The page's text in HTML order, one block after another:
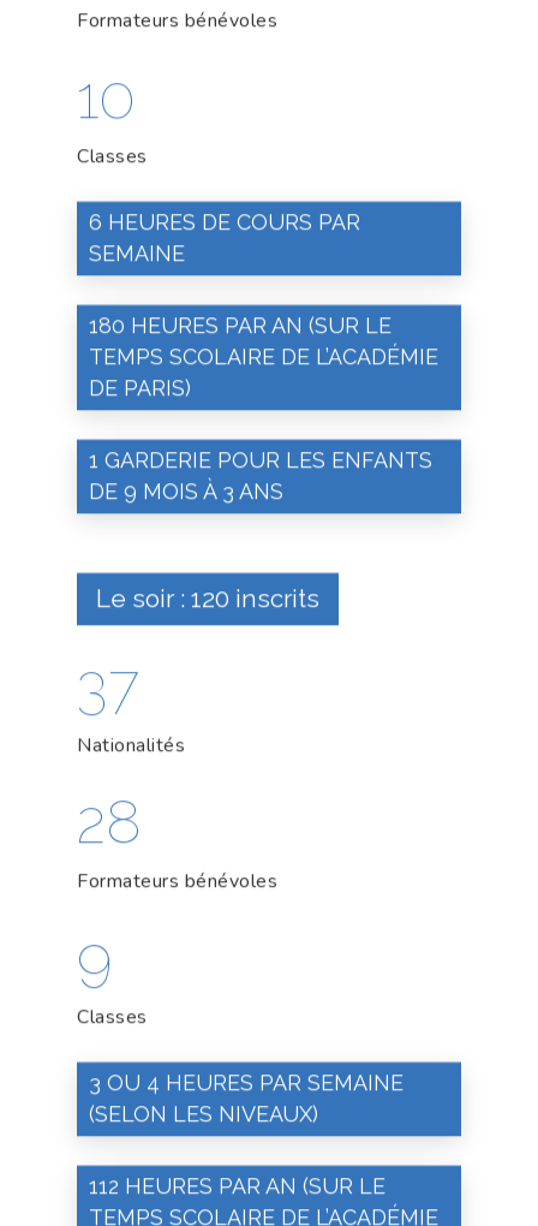
Formateurs bénévoles
10
Classes
6 HEURES DE COURS PAR
SEMAINE
180 HEURES PAR AN (SUR LE
TEMPS SCOLAIRE DE L’ACADÉMIE
DE PARIS)
1 GARDERIE POUR LES ENFANTS
DE 9 MOIS À 3 ANS
Le soir : 120 inscrits
37
Nationalités
28
Formateurs bénévoles
9
Classes
3 OU 4 HEURES PAR SEMAINE
(SELON LES NIVEAUX)
112 HEURES PAR AN (SUR LE
TEMPS SCOLAIRE DE L’ACADÉMIE